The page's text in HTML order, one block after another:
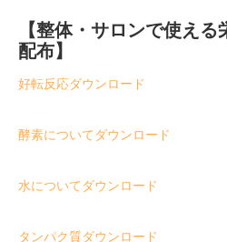
【整体・サロンで使え
配布】
好転反応ダウンロード
酵素についてダウンロード
水についてダウンロード
タンパク質ダウンロード